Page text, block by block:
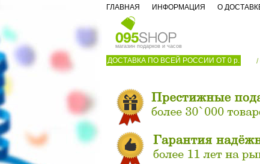
магазин подарков и часов
ДОСТАВКА ПО ВСЕЙ РОССИИ ОТ 0 р.
/
ГЛАВНАЯ ИНФОРМАЦИЯ О